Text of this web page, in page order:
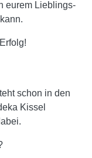
eurem Lieblings-
schon in den
Kissel